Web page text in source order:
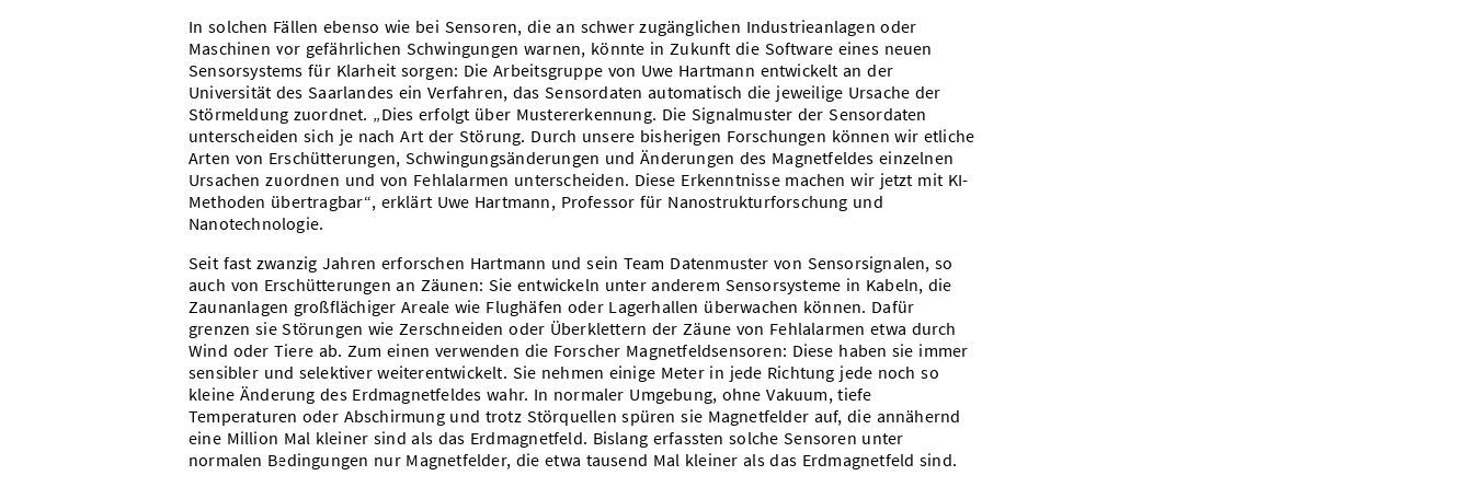
In solchen Fällen ebenso wie bei Sensoren, die an schwer zugänglichen Industrieanlagen oder
Maschinen vor gefährlichen Schwingungen warnen, könnte in Zukunft die Software eines neuen
Sensorsystems für Klarheit sorgen: Die Arbeitsgruppe von Uwe Hartmann entwickelt an der
Universität des Saarlandes ein Verfahren, das Sensordaten automatisch die jeweilige Ursache der
Störmeldung zuordnet. „Dies erfolgt über Mustererkennung. Die Signalmuster der Sensordaten
unterscheiden sich je nach Art der Störung. Durch unsere bisherigen Forschungen können wir etliche
Arten von Erschütterungen, Schwingungsänderungen und Änderungen des Magnetfeldes einzelnen
Ursachen zuordnen und von Fehlalarmen unterscheiden. Diese Erkenntnisse machen wir jetzt mit KI-
Methoden übertragbar“, erklärt Uwe Hartmann, Professor für Nanostrukturforschung und
Nanotechnologie.
Seit fast zwanzig Jahren erforschen Hartmann und sein Team Datenmuster von Sensorsignalen, so
auch von Erschütterungen an Zäunen: Sie entwickeln unter anderem Sensorsysteme in Kabeln, die
Zaunanlagen großflächiger Areale wie Flughäfen oder Lagerhallen überwachen können. Dafür
grenzen sie Störungen wie Zerschneiden oder Überklettern der Zäune von Fehlalarmen etwa durch
Wind oder Tiere ab. Zum einen verwenden die Forscher Magnetfeldsensoren: Diese haben sie immer
sensibler und selektiver weiterentwickelt. Sie nehmen einige Meter in jede Richtung jede noch so
kleine Änderung des Erdmagnetfeldes wahr. In normaler Umgebung, ohne Vakuum, tiefe
Temperaturen oder Abschirmung und trotz Störquellen spüren sie Magnetfelder auf, die annähernd
eine Million Mal kleiner sind als das Erdmagnetfeld. Bislang erfassten solche Sensoren unter
normalen Bedingungen nur Magnetfelder, die etwa tausend Mal kleiner als das Erdmagnetfeld sind.